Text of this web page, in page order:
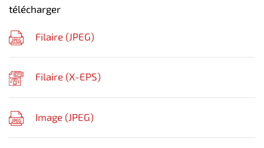
télécharger
Filaire (JPEG)
Filaire (X-EPS)
Image (JPEG)